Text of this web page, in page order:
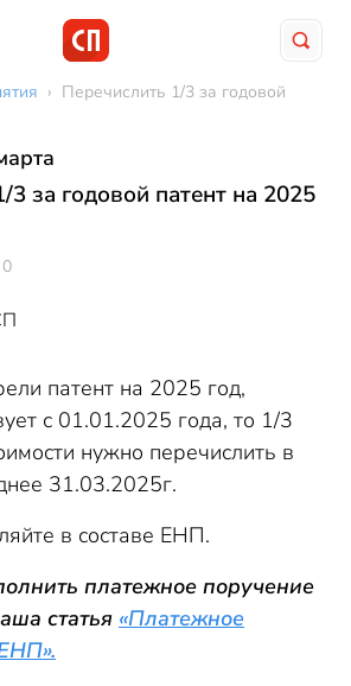
› Перечислить 1/3 за годовой
3 за годовой патент на 2025
0
патент на 2025 год,
с 01.01.2025 года, то 1/3
нужно перечислить в
31.03.2025г.
в составе ЕНП.
платежное поручение
статья «Платежное